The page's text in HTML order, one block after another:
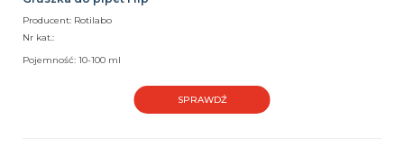
Producent: Rotilabo
Nr kat.:
Pojemność: 10-100 ml
SPRAWDŹ